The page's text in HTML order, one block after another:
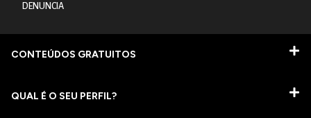
DENUNCIA
CONTEÚDOS GRATUITOS
QUAL É O SEU PERFIL?